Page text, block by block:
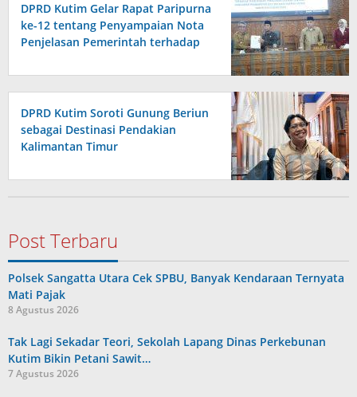
DPRD Kutim Gelar Rapat Paripurna
ke-12 tentang Penyampaian Nota
Penjelasan Pemerintah terhadap
DPRD Kutim Soroti Gunung Beriun
sebagai Destinasi Pendakian
Kalimantan Timur
Post Terbaru
Polsek Sangatta Utara Cek SPBU, Banyak Kendaraan Ternyata
Mati Pajak
8 Agustus 2026
Tak Lagi Sekadar Teori, Sekolah Lapang Dinas Perkebunan
Kutim Bikin Petani Sawit…
7 Agustus 2026